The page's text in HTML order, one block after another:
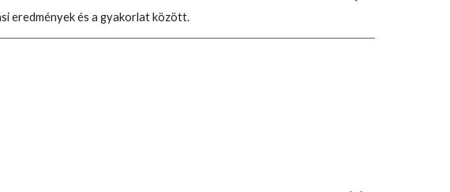
eredmények és a gyakorlat között.